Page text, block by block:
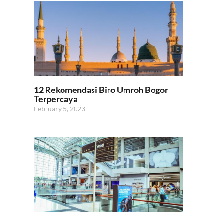
12 Rekomendasi Biro Umroh Bogor
Terpercaya
February 5, 2023